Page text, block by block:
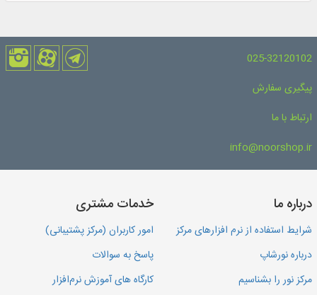
025-32120102
پیگیری سفارش
ارتباط با ما
info@noorshop.ir
درباره ما
شرایط استفاده از نرم افزارهای مرکز
درباره نورشاپ
مرکز نور را بشناسیم
خدمات مشتری
امور کاربران (مرکز پشتیبانی)
پاسخ به سوالات
کارگاه های آموزش نرم‌افزار